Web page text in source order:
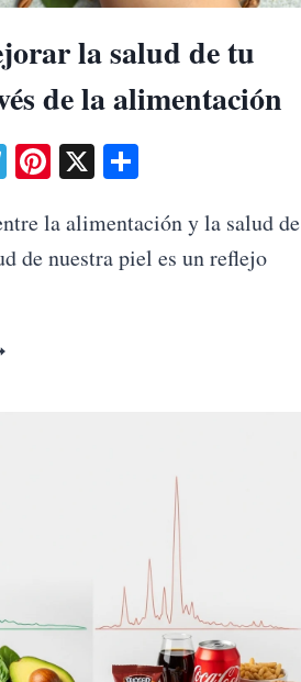
la salud de tu
de la alimentación
Telegram
Pinterest
X
la alimentación y la salud de
de nuestra piel es un reflejo